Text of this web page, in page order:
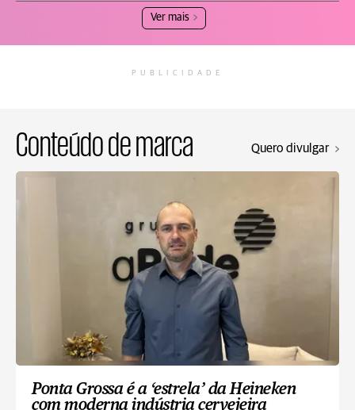
Ver mais
PUBLICIDADE
Conteúdo de marca Quero divulgar
Ponta Grossa é a ‘estrela’ da Heineken
com moderna indústria cervejeira